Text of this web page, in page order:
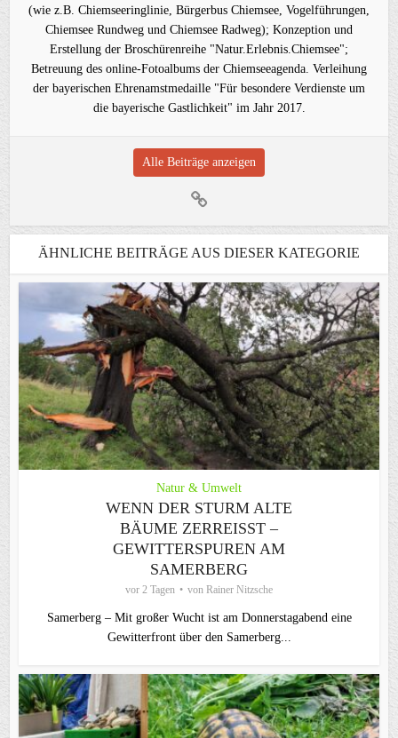
(wie z.B. Chiemseeringlinie, Bürgerbus Chiemsee, Vogelführungen,
Chiemsee Rundweg und Chiemsee Radweg); Konzeption und
Erstellung der Broschürenreihe "Natur.Erlebnis.Chiemsee";
Betreuung des online-Fotoalbums der Chiemseeagenda. Verleihung
der bayerischen Ehrenamstmedaille "Für besondere Verdienste um
die bayerische Gastlichkeit" im Jahr 2017.
Alle Beiträge anzeigen
ÄHNLICHE BEITRÄGE AUS DIESER KATEGORIE
Natur & Umwelt
WENN DER STURM ALTE
BÄUME ZERREISST – G
EWITTERSPUREN AM S
AMERBERG
vor 2 Tagen von Rainer Nitzsche
Samerberg – Mit großer Wucht ist am Donnerstagabend eine
Gewitterfront über den Samerberg...